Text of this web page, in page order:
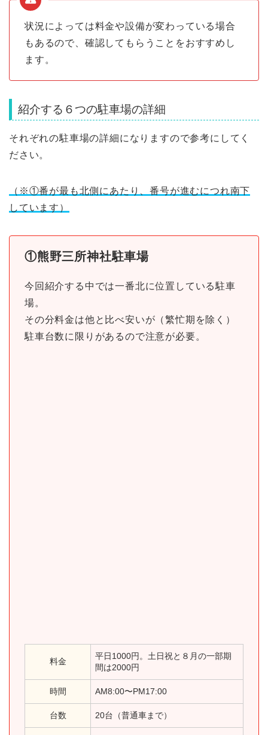
状況によっては料金や設備が変わっている場合
もあるので、確認してもらうことをおすすめし
ます。
紹介する６つの駐車場の詳細
それぞれの駐車場の詳細になりますので参考にしてく
ださい。
（※①番が最も北側にあたり、番号が進むにつれ南下
しています）
①熊野三所神社駐車場
今回紹介する中では一番北に位置している駐車
場。
その分料金は他と比べ安いが（繁忙期を除く）
駐車台数に限りがあるので注意が必要。
料金
平日1000円。土日祝と８月の一部期
間は2000円
時間 AM8:00〜PM17:00
台数 20台（普通車まで）